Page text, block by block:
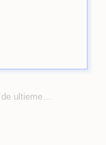
de ultieme…